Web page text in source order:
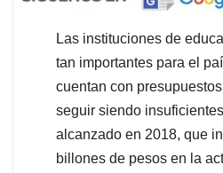
Las instituciones de
tan importantes para el
cuentan con
seguir siendo
alcanzado en 2018, que
billones de pesos en la